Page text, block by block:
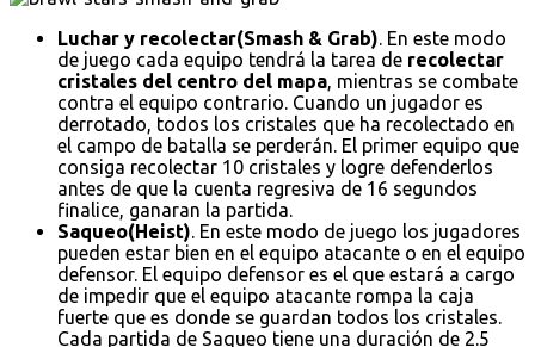
Luchar y recolectar(Smash & Grab). En este modo
de juego cada equipo tendrá la tarea de recolectar
cristales del centro del mapa, mientras se combate
contra el equipo contrario. Cuando un jugador es
derrotado, todos los cristales que ha recolectado en
el campo de batalla se perderán. El primer equipo que
consiga recolectar 10 cristales y logre defenderlos
antes de que la cuenta regresiva de 16 segundos
finalice, ganaran la partida.
Saqueo(Heist). En este modo de juego los jugadores
pueden estar bien en el equipo atacante o en el equipo
defensor. El equipo defensor es el que estará a cargo
de impedir que el equipo atacante rompa la caja
fuerte que es donde se guardan todos los cristales.
Cada partida de Saqueo tiene una duración de 2.5